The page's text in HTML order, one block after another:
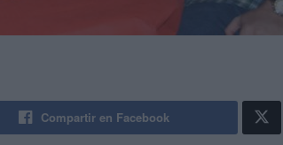
Compartir en Facebook